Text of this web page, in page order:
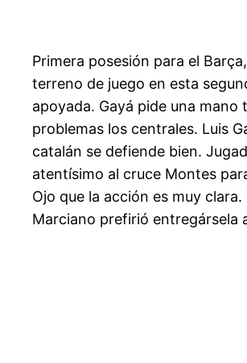
Primera posesión para el
terreno de juego en esta
apoyada. Gayá pide una
problemas los centrales. Luis
catalán se defiende bien.
atentísimo al cruce Montes
Ojo que la acción es muy
Marciano prefirió entregársela